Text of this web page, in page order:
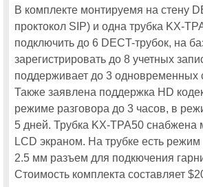
В комплекте монтируемя на стену
проктокол SIP) и одна трубка KX-
подключить до 6 DECT-трубок, на
зарегистрировать до 8 учетных
поддерживает до 3 одновременных
Также заявлена поддержка HD
режиме разговора до 3 часов, в
5 дней. Трубка KX-TPA50
LCD экраном. На трубке есть режим
2.5 мм разъем для подкючения
Стоимость комплекта составляет